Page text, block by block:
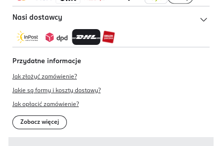
Nasi dostawcy
Przydatne informacje
Jak złożyć zamówienie?
Jakie są formy i koszty dostawy?
Jak opłacić zamówienie?
Zobacz więcej